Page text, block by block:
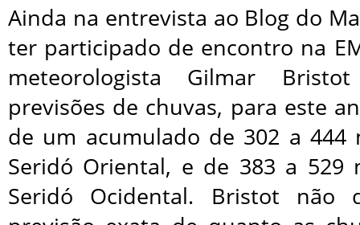
Ainda na entrevista ao Blog do
ter participado de encontro na
meteorologista Gilmar
previsões de chuvas, para este
de um acumulado de 302 a 444
Seridó Oriental, e de 383 a 529
Seridó Ocidental. Bristot não